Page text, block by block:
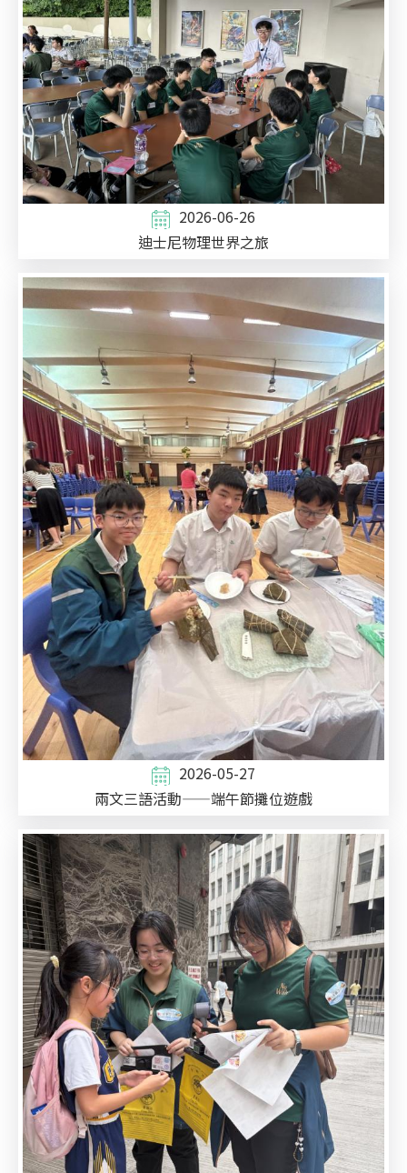
2026-06-26
迪士尼物理世界之旅
2026-05-27
兩文三語活動——端午節攤位遊戲